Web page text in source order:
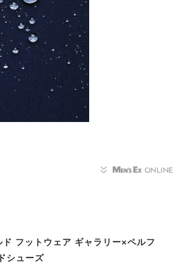
フットウェア ギャラリー×ペルフ
シューズ